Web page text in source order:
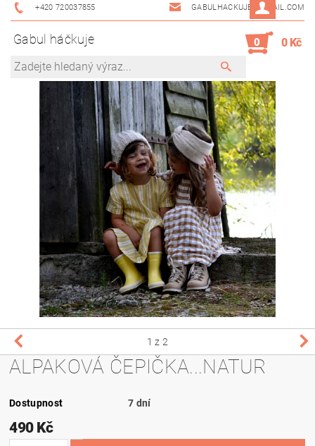
+420 720037855 GABULHACKUJE@GMAIL.COM
Gabul háčkuje 0 0 Kč
1 z 2
ALPAKOVÁ ČEPIČKA...NATUR
Dostupnost 7 dní
490 Kč